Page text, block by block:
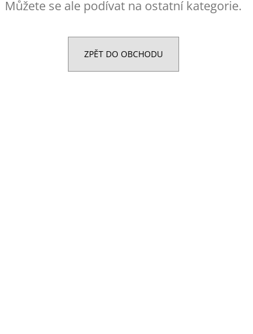
Můžete se ale podívat na ostatní kategorie.
ZPĚT DO OBCHODU
BAR
NUTREND EXCELENT PROTEIN BAR 85 G